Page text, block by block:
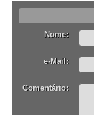
Nome:
e-Mail:
Comentário: